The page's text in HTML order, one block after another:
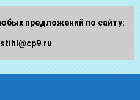
предложений по сайту: